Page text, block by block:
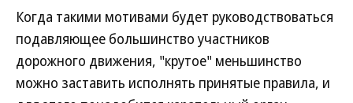
Когда такими мотивами будет руководствоваться
подавляющее большинство участников
дорожного движения, "крутое" меньшинство
можно заставить исполнять принятые правила, и